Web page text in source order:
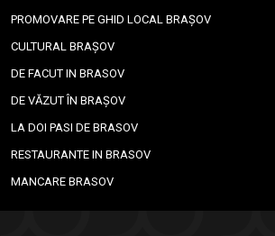
PROMOVARE PE GHID LOCAL BRAȘOV
CULTURAL BRAȘOV
DE FACUT IN BRASOV
DE VĂZUT ÎN BRAȘOV
LA DOI PASI DE BRASOV
RESTAURANTE IN BRASOV
MANCARE BRASOV